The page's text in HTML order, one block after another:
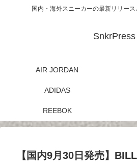
国内・海外スニーカーの最新リリース
SnkrPress
AIR JORDAN
ADIDAS
REEBOK
【国内9月30日発売】